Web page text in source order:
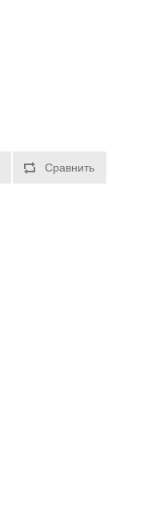
Сравнить